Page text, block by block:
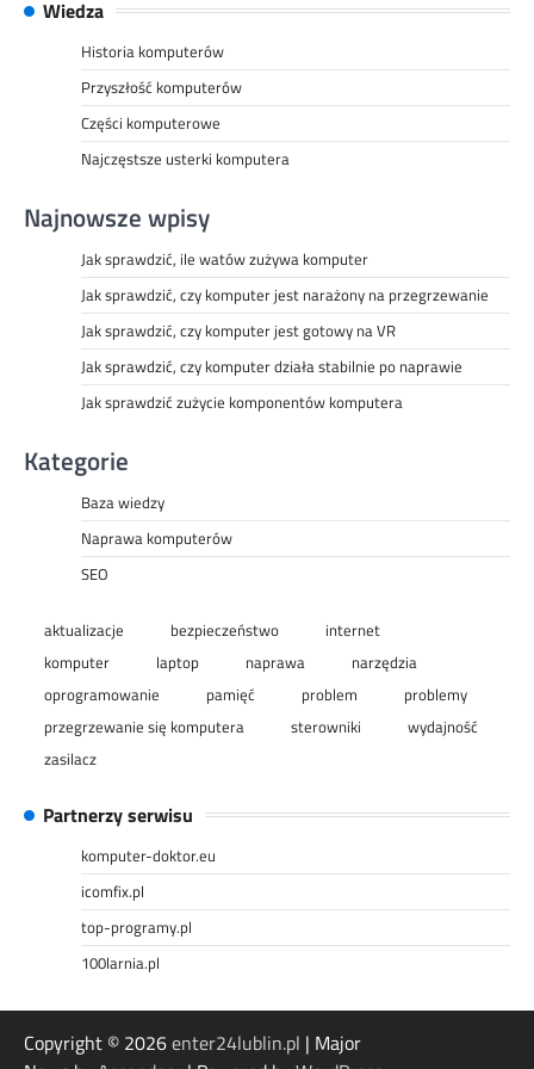
Wiedza
Historia komputerów
Przyszłość komputerów
Części komputerowe
Najczęstsze usterki komputera
Najnowsze wpisy
Jak sprawdzić, ile watów zużywa komputer
Jak sprawdzić, czy komputer jest narażony na przegrzewanie
Jak sprawdzić, czy komputer jest gotowy na VR
Jak sprawdzić, czy komputer działa stabilnie po naprawie
Jak sprawdzić zużycie komponentów komputera
Kategorie
Baza wiedzy
Naprawa komputerów
SEO
aktualizacje bezpieczeństwo
internet
komputer
laptop naprawa
narzędzia
oprogramowanie
pamięć problem
problemy
przegrzewanie się komputera
sterowniki
wydajność
zasilacz
Partnerzy serwisu
komputer-doktor.eu
icomfix.pl
top-programy.pl
100larnia.pl
Copyright © 2026enter24lublin.pl | Major